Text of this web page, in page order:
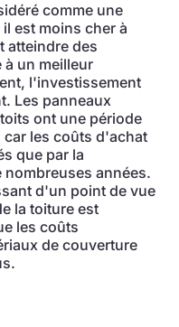
comme une
est moins cher à
atteindre des
à un meilleur
l'investissement
Les panneaux
ont une période
les coûts d'achat
que par la
années.
d'un point de vue
la toiture est
les coûts
de couverture